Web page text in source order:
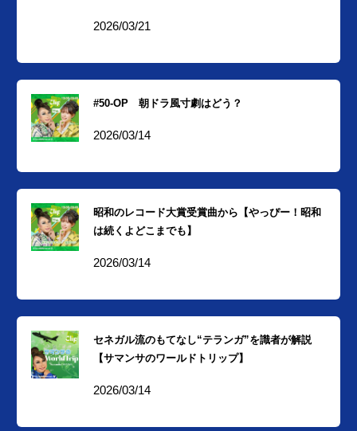
2026/03/21
#50-OP 朝ドラ風寸劇はどう？
2026/03/14
昭和のレコード大賞受賞曲から【やっぴー！昭和
は続くよどこまでも】
2026/03/14
セネガル流のもてなし“テランガ”を識者が解説
【サマンサのワールドトリップ】
2026/03/14